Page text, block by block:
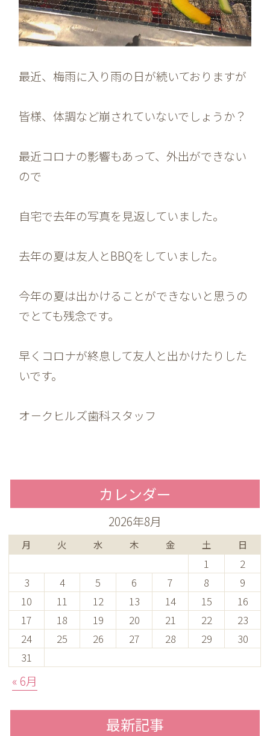
最近、梅雨に入り雨の日が続いておりますが
皆様、体調など崩されていないでしょうか？
最近コロナの影響もあって、外出ができない
ので
自宅で去年の写真を見返していました。
去年の夏は友人とBBQをしていました。
今年の夏は出かけることができないと思うの
でとても残念です。
早くコロナが終息して友人と出かけたりした
いです。
オ－クヒルズ歯科スタッフ
カレンダー
2026年8月
月 火 水 木 金 土 日
« 6月
1
2
3
4 5 6 7 8
9
10
11 12 13 14 15
16
17
18 19 20 21 22
23
24
25 26 27 28 29
30
31
最新記事